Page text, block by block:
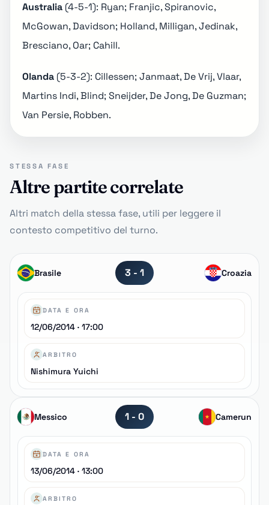
Australia (4-5-1): Ryan; Franjic, Spiranovic,
McGowan, Davidson; Holland, Milligan, Jedinak,
Bresciano, Oar; Cahill.
Olanda (5-3-2): Cillessen; Janmaat, De Vrij, Vlaar,
Martins Indi, Blind; Sneijder, De Jong, De Guzman;
Van Persie, Robben.
STESSA FASE
Altre partite correlate
Altri match della stessa fase, utili per leggere il
contesto competitivo del turno.
Brasile 3 - 1 Croazia
DATA E ORA
12/06/2014 · 17:00
ARBITRO
Nishimura Yuichi
Messico 1 - 0 Camerun
DATA E ORA
13/06/2014 · 13:00
ARBITRO